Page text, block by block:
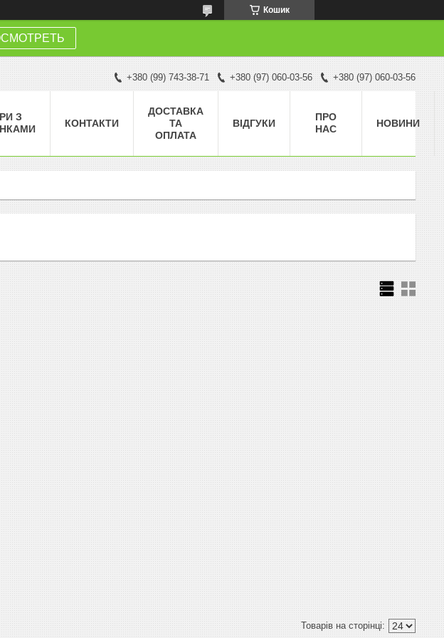
Кошик
+380 (99) 743-38-71 +380 (97) 060-03-56 +380 (97) 060-03-56
З
КОНТАКТИ
ДОСТАВКА
ТА
ОПЛАТА
ВІДГУКИ
ПРО
НАС
НОВИНИ